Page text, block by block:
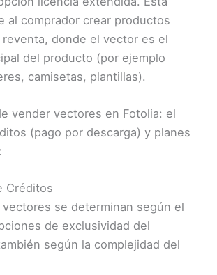
al comprador crear productos
reventa, donde el vector es el
del producto (por ejemplo
camisetas, plantillas).
vender vectores en Fotolia: el
(pago por descarga) y planes
Créditos
se determinan según el
de exclusividad del
según la complejidad del